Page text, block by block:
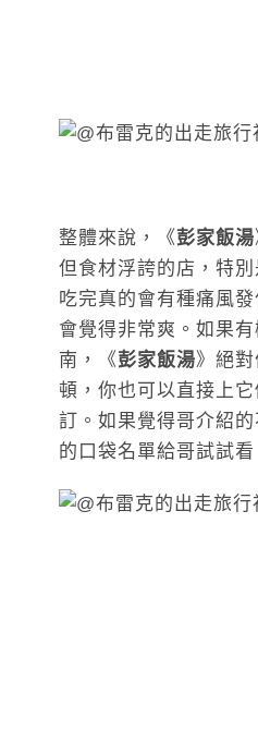
整體來說，《彭家飯湯
但食材浮誇的店，特別
吃完真的會有種痛風
會覺得非常爽。如果
南，《彭家飯湯》絕
頓，你也可以直接上
訂。如果覺得哥介紹
的口袋名單給哥試試看